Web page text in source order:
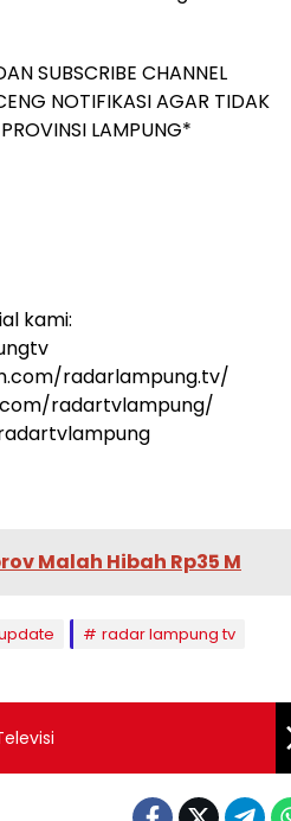
SUBSCRIBE CHANNEL
NOTIFIKASI AGAR TIDAK
LAMPUNG*
kami:
radarlampung.tv/
radartvlampung/
Malah Hibah Rp35 M
radar lampung tv